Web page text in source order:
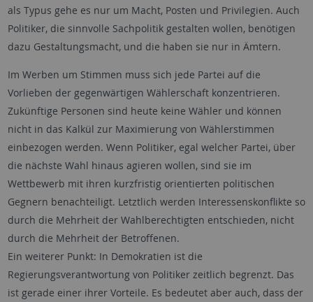
als Typus gehe es nur um Macht, Posten und Privilegien. Auch
Politiker, die sinnvolle Sachpolitik gestalten wollen, benötigen
dazu Gestaltungsmacht, und die haben sie nur in Ämtern.
Im Werben um Stimmen muss sich jede Partei auf die
Vorlieben der gegenwärtigen Wählerschaft konzentrieren.
Zukünftige Personen sind heute keine Wähler und können
nicht in das Kalkül zur Maximierung von Wählerstimmen
einbezogen werden. Wenn Politiker, egal welcher Partei, über
die nächste Wahl hinaus agieren wollen, sind sie im
Wettbewerb mit ihren kurzfristig orientierten politischen
Gegnern benachteiligt. Letztlich werden Interessenskonflikte so
durch die Mehrheit der Wahlberechtigten entschieden, nicht
durch die Mehrheit der Betroffenen.
Ein weiterer Punkt: In Demokratien ist die
Regierungsverantwortung von Politiker zeitlich begrenzt. Das
ist gerade einer ihrer Vorteile. Es bedeutet aber auch, dass der